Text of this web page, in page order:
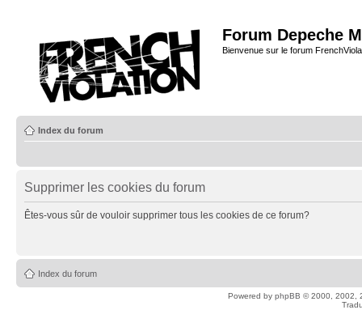
Forum Depeche
Bienvenue sur le forum
Index du forum
Supprimer les cookies du forum
Êtes-vous sûr de vouloir supprimer tous les cookies de ce forum?
Index du forum
Powered by phpBB © 2000, 2002,